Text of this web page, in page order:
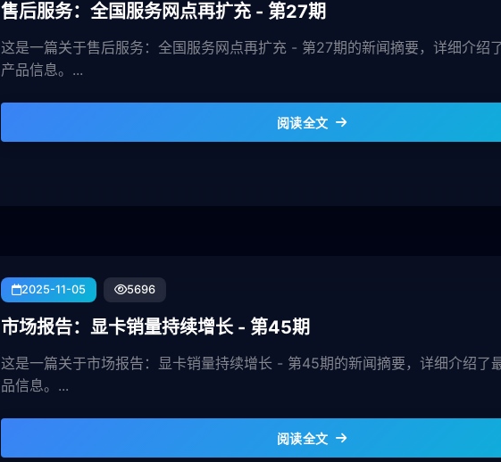
售后服务：全国服务网点再扩充 - 第27期
这是一篇关于售后服务：全国服务网点再扩充 - 第27期的新闻摘要，详细介绍
产品信息。...
阅读全文
2025-11-05 5696
市场报告：显卡销量持续增长 - 第45期
这是一篇关于市场报告：显卡销量持续增长 - 第45期的新闻摘要，详细介绍了
品信息。...
阅读全文